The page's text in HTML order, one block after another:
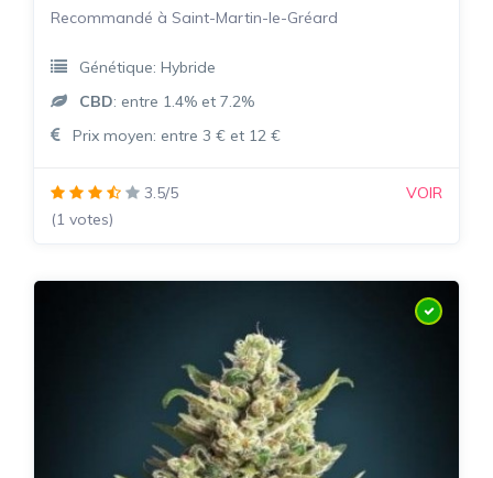
Recommandé à Saint-Martin-le-Gréard
Génétique: Hybride
CBD: entre 1.4% et 7.2%
Prix moyen: entre 3 € et 12 €
3.5/5
(1 votes)
VOIR